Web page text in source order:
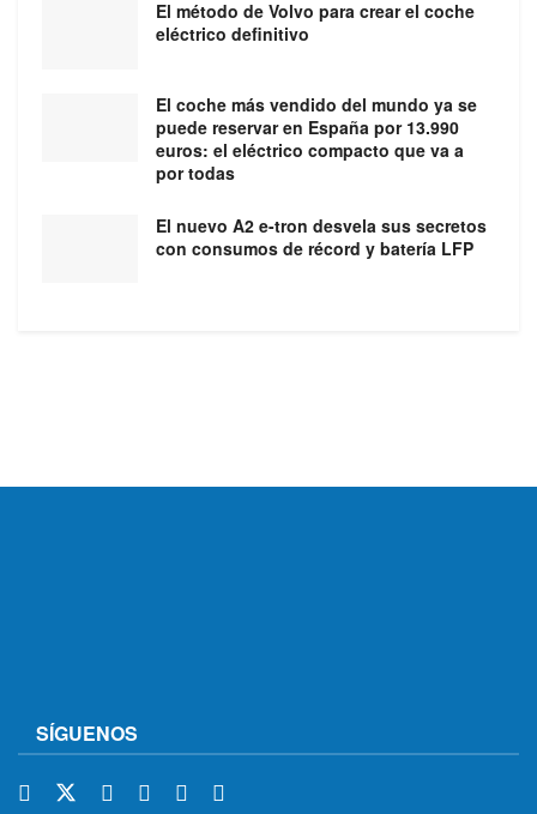
El método de Volvo para crear el coche
eléctrico definitivo
El coche más vendido del mundo ya se
puede reservar en España por 13.990
euros: el eléctrico compacto que va a
por todas
El nuevo A2 e-tron desvela sus secretos
con consumos de récord y batería LFP
SÍGUENOS